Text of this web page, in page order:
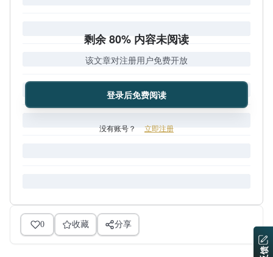
剩余 80% 内容未阅读
该文章对注册用户免费开放
登录后免费阅读
没有账号？ 立即注册
0 收藏 分享